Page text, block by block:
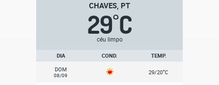
CHAVES, PT
29°C
céu limpo
DIA COND.
TEMP.
DOM
08/09 29/20°C